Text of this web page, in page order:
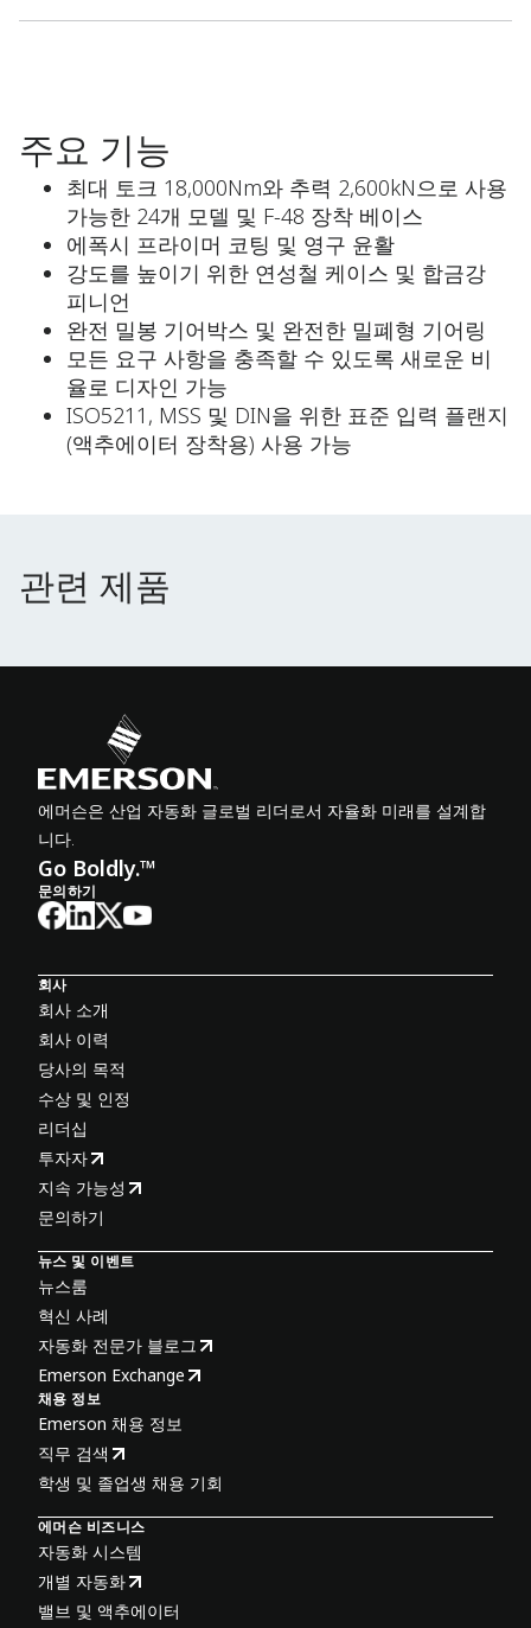
주요 기능
최대 토크 18,000Nm와 추력 2,600kN으로 사용
가능한 24개 모델 및 F-48 장착 베이스
에폭시 프라이머 코팅 및 영구 윤활
강도를 높이기 위한 연성철 케이스 및 합금강
피니언
완전 밀봉 기어박스 및 완전한 밀폐형 기어링
모든 요구 사항을 충족할 수 있도록 새로운 비
율로 디자인 가능
ISO5211, MSS 및 DIN을 위한 표준 입력 플랜지
(액추에이터 장착용) 사용 가능
관련 제품
관련 제품
에머슨은 산업 자동화 글로벌 리더로서 자율화 미래를 설계합
니다.
Go Boldly.™
문의하기
회사
회사 소개
회사 이력
당사의 목적
수상 및 인정
리더십
투자자
지속 가능성
문의하기
뉴스 및 이벤트
뉴스룸
혁신 사례
자동화 전문가 블로그
Emerson Exchange
채용 정보
Emerson 채용 정보
직무 검색
학생 및 졸업생 채용 기회
에머슨 비즈니스
자동화 시스템
개별 자동화
밸브 및 액추에이터